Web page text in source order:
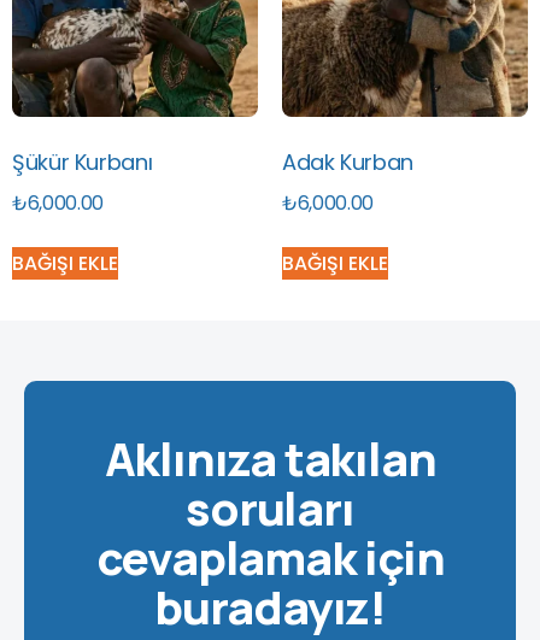
Şükür Kurbanı
₺6,000.00
BAĞIŞI EKLE
Adak Kurban
₺6,000.00
BAĞIŞI EKLE
Aklınıza takılan
soruları
cevaplamak için
buradayız!